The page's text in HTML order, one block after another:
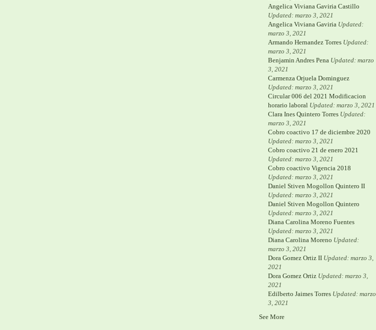
Angelica Viviana Gaviria Castillo
Updated: marzo 3, 2021
Angelica Viviana Gaviria Updated:
marzo 3, 2021
Armando Hernandez Torres Updated:
marzo 3, 2021
Benjamin Andres Pena Updated: marzo
3, 2021
Carmenza Orjuela Dominguez
Updated: marzo 3, 2021
Circular 006 del 2021 Modificacion
horario laboral Updated: marzo 3, 2021
Clara Ines Quintero Torres Updated:
marzo 3, 2021
Cobro coactivo 17 de diciembre 2020
Updated: marzo 3, 2021
Cobro coactivo 21 de enero 2021
Updated: marzo 3, 2021
Cobro coactivo Vigencia 2018
Updated: marzo 3, 2021
Daniel Stiven Mogollon Quintero II
Updated: marzo 3, 2021
Daniel Stiven Mogollon Quintero
Updated: marzo 3, 2021
Diana Carolina Moreno Fuentes
Updated: marzo 3, 2021
Diana Carolina Moreno Updated:
marzo 3, 2021
Dora Gomez Ortiz II Updated: marzo 3,
2021
Dora Gomez Ortiz Updated: marzo 3,
2021
Edilberto Jaimes Torres Updated: marzo
3, 2021
See More